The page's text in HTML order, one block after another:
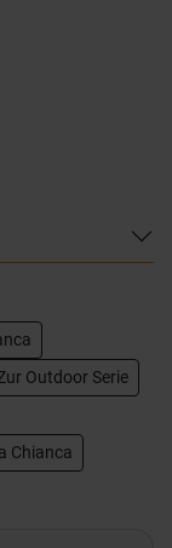
Outdoor Serie
Chianca